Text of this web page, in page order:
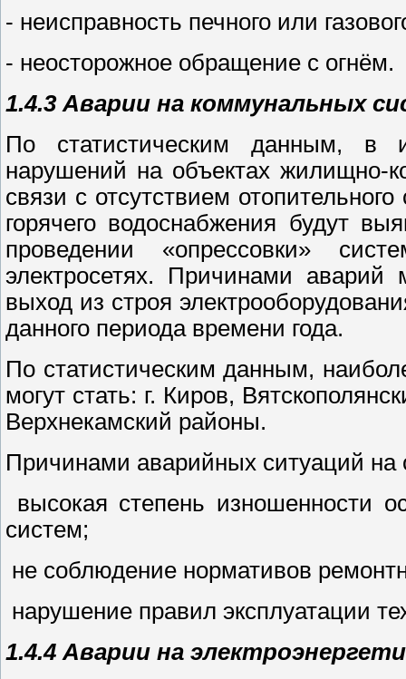
- неисправность печного или
- неосторожное обращение с огнём.
1.4.3 Аварии на коммунальных
По статистическим данным, в
нарушений на объектах жилищно-
связи с отсутствием
горячего водоснабжения будут
проведении «опрессовки»
электросетях. Причинами аварий
выход из строя
данного периода времени года.
По статистическим данным,
могут стать: г. Киров,
Верхнекамский районы.
Причинами аварийных ситуаций на
высокая степень изношенности
систем;
не соблюдение нормативов
нарушение правил эксплуатации
1.4.4 Аварии на